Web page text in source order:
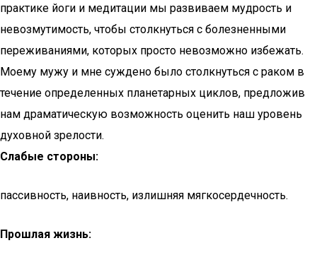
практике йоги и медитации мы развиваем мудрость и
невозмутимость, чтобы столкнуться с болезненными
переживаниями, которых просто невозможно избежать.
Моему мужу и мне суждено было столкнуться с раком в
течение определенных планетарных циклов, предложив
нам драматическую возможность оценить наш уровень
духовной зрелости.
Слабые стороны:
пассивность, наивность, излишняя мягкосердечность.
Прошлая жизнь: